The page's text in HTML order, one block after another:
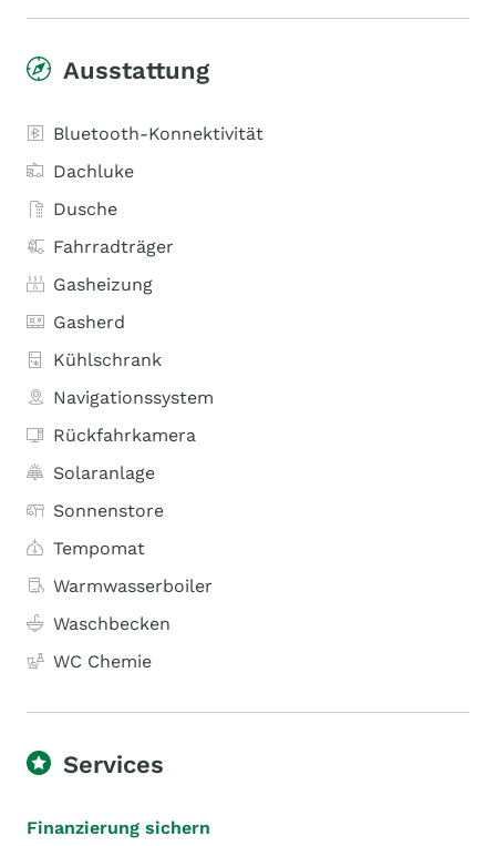
Ausstattung
Bluetooth-Konnektivität
Dachluke
Dusche
Fahrradträger
Gasheizung
Gasherd
Kühlschrank
Navigationssystem
Rückfahrkamera
Solaranlage
Sonnenstore
Tempomat
Warmwasserboiler
Waschbecken
WC Chemie
Services
Finanzierung sichern